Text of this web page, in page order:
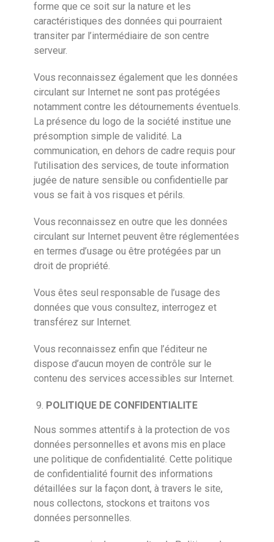
forme que ce soit sur la nature et les
caractéristiques des données qui pourraient
transiter par l’intermédiaire de son centre
serveur.
Vous reconnaissez également que les données
circulant sur Internet ne sont pas protégées
notamment contre les détournements éventuels.
La présence du logo de la société institue une
présomption simple de validité. La
communication, en dehors de cadre requis pour
l’utilisation des services, de toute information
jugée de nature sensible ou confidentielle par
vous se fait à vos risques et périls.
Vous reconnaissez en outre que les données
circulant sur Internet peuvent être réglementées
en termes d’usage ou être protégées par un
droit de propriété.
Vous êtes seul responsable de l’usage des
données que vous consultez, interrogez et
transférez sur Internet.
Vous reconnaissez enfin que l’éditeur ne
dispose d’aucun moyen de contrôle sur le
contenu des services accessibles sur Internet.
POLITIQUE DE CONFIDENTIALITE
Nous sommes attentifs à la protection de vos
données personnelles et avons mis en place
une politique de confidentialité. Cette politique
de confidentialité fournit des informations
détaillées sur la façon dont, à travers le site,
nous collectons, stockons et traitons vos
données personnelles.